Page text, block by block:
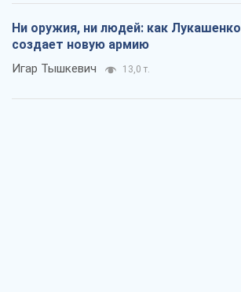
Ни оружия, ни людей: как Лукашенко
создает новую армию
Игар Тышкевич 13,0 т.